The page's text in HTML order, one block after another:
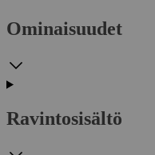
Ominaisuudet
Ravintosisältö